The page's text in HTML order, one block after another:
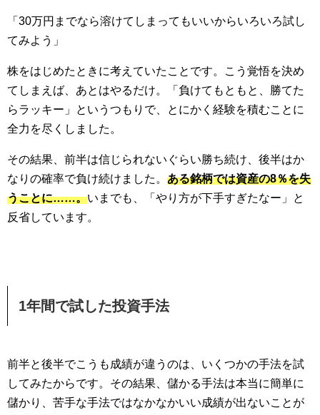
「30万円までなら溶けてしまってもいいからいろいろ試し
てみよう」
株をはじめたときに考えていたことです。こう覚悟を決め
てしまえば、あとはやるだけ。「負けてもともと、勝てた
らラッキー」というつもりで、とにかく経験を積むことに
全力を尽くしました。
その結果、前半は信じられないぐらい勝ち続け、後半はか
なりの確率で負け続けました。 ある銘柄では資産の8％を失
うことに……。いまでも、「やり方が下手すぎたなー」と
反省しています。
1年間で試した投資手法
前半と後半でこうも成績が違うのは、いくつかの手法を試
してみたからです。その結果、儲かる手法は本当に簡単に
儲かり、苦手な手法ではなかなかいい成績が出ないことが